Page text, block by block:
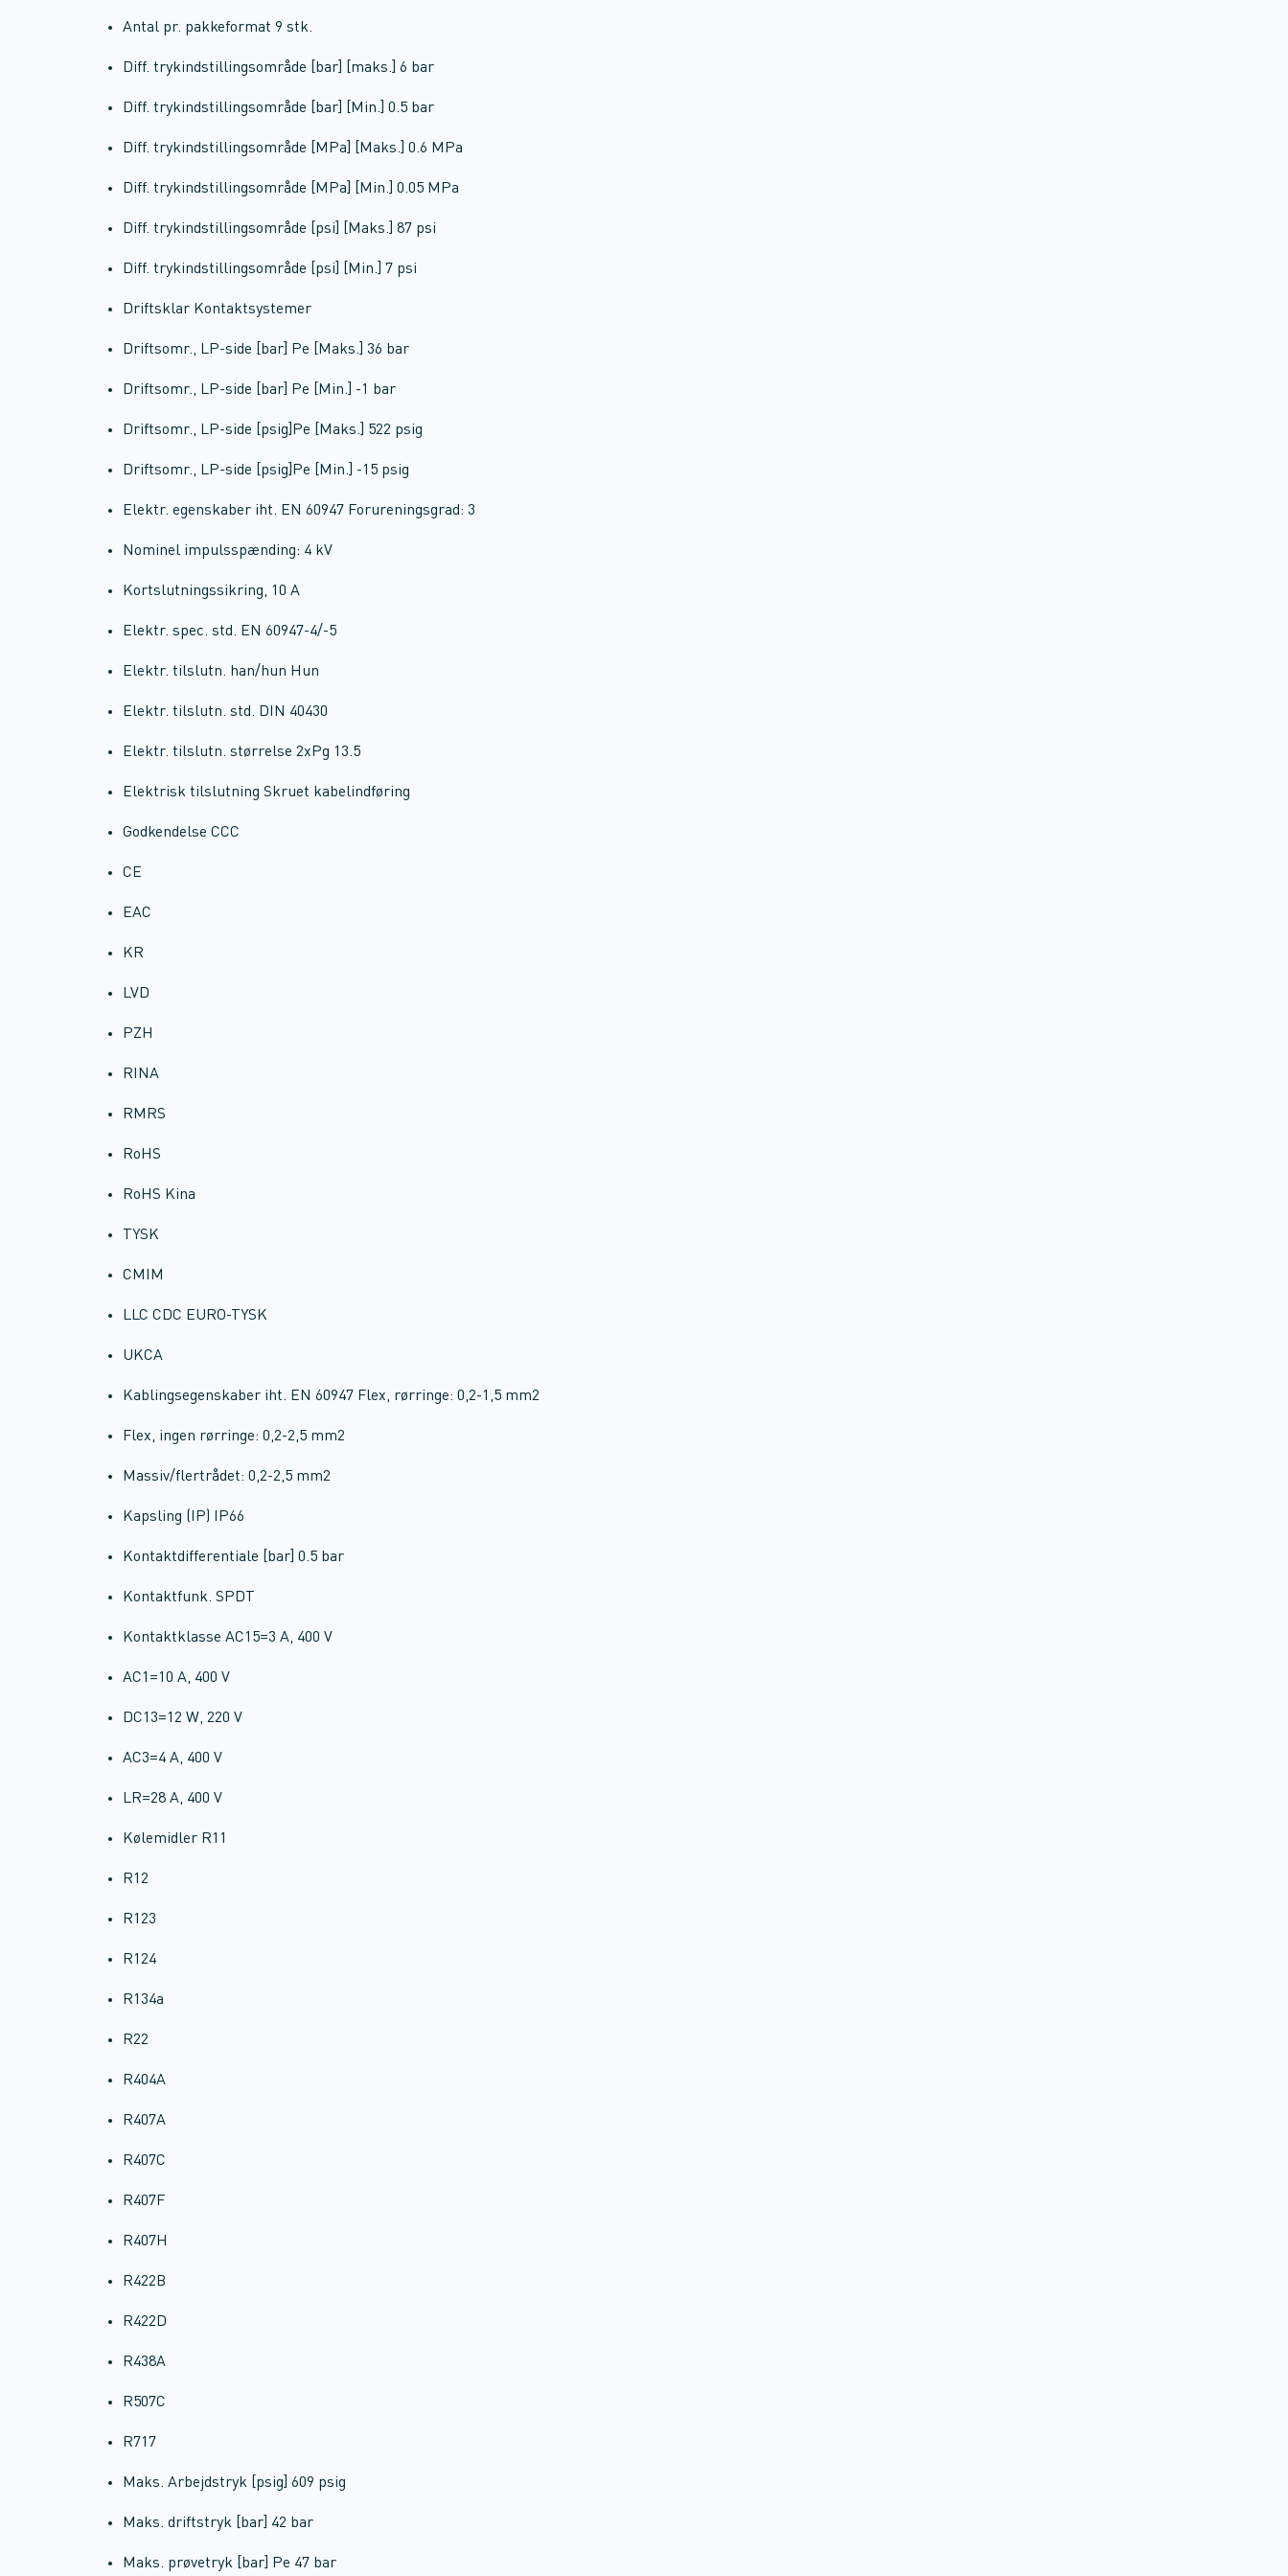
Antal pr. pakkeformat 9 stk.
Diff. trykindstillingsområde [bar] [maks.] 6 bar
Diff. trykindstillingsområde [bar] [Min.] 0.5 bar
Diff. trykindstillingsområde [MPa] [Maks.] 0.6 MPa
Diff. trykindstillingsområde [MPa] [Min.] 0.05 MPa
Diff. trykindstillingsområde [psi] [Maks.] 87 psi
Diff. trykindstillingsområde [psi] [Min.] 7 psi
Driftsklar Kontaktsystemer
Driftsomr., LP-side [bar] Pe [Maks.] 36 bar
Driftsomr., LP-side [bar] Pe [Min.] -1 bar
Driftsomr., LP-side [psig]Pe [Maks.] 522 psig
Driftsomr., LP-side [psig]Pe [Min.] -15 psig
Elektr. egenskaber iht. EN 60947 Forureningsgrad: 3
Nominel impulsspænding: 4 kV
Kortslutningssikring, 10 A
Elektr. spec. std. EN 60947-4/-5
Elektr. tilslutn. han/hun Hun
Elektr. tilslutn. std. DIN 40430
Elektr. tilslutn. størrelse 2xPg 13.5
Elektrisk tilslutning Skruet kabelindføring
Godkendelse CCC
CE
EAC
KR
LVD
PZH
RINA
RMRS
RoHS
RoHS Kina
TYSK
CMIM
LLC CDC EURO-TYSK
UKCA
Kablingsegenskaber iht. EN 60947 Flex, rørringe: 0,2-1,5 mm2
Flex, ingen rørringe: 0,2-2,5 mm2
Massiv/flertrådet: 0,2-2,5 mm2
Kapsling (IP) IP66
Kontaktdifferentiale [bar] 0.5 bar
Kontaktfunk. SPDT
Kontaktklasse AC15=3 A, 400 V
AC1=10 A, 400 V
DC13=12 W, 220 V
AC3=4 A, 400 V
LR=28 A, 400 V
Kølemidler R11
R12
R123
R124
R134a
R22
R404A
R407A
R407C
R407F
R407H
R422B
R422D
R438A
R507C
R717
Maks. Arbejdstryk [psig] 609 psig
Maks. driftstryk [bar] 42 bar
Maks. prøvetryk [bar] Pe 47 bar